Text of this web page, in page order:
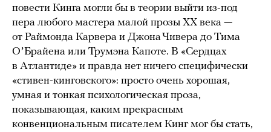
повести Кинга могли бы в теории выйти из-под
пера любого мастера малой прозы ХХ века —
от Раймонда Карвера и Джона Чивера до Тима
ОʼБрайена или Трумэна Капоте. В «Сердцах
в Атлантиде» и правда нет ничего специфически
«стивен-кинговского»: просто очень хорошая,
умная и тонкая психологическая проза,
показывающая, каким прекрасным
конвенциональным писателем Кинг мог бы стать,